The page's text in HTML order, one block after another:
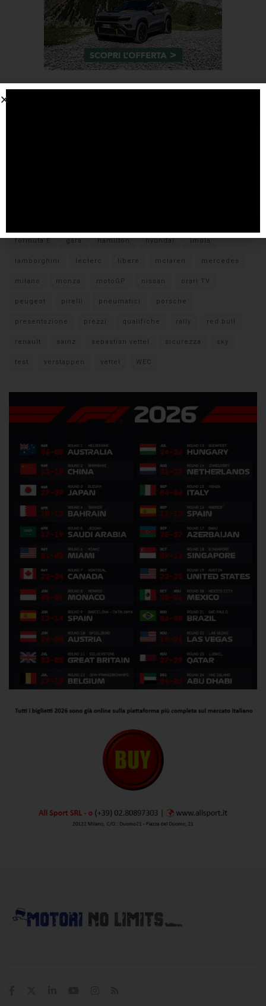
formula E gara hamilton hyundai imola
lamborghini leclerc libere mclaren mercedes
milano monza motoGP nissan orari TV
peugeot pirelli pneumatici porsche
presentazione prezzi qualifiche rally red bull
renault sainz sebastian vettel sicurezza sky
test verstappen vettel WEC